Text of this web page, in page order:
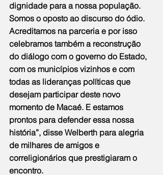
dignidade para a nossa população.
Somos o oposto ao discurso do ódio.
Acreditamos na parceria e por isso
celebramos também a reconstrução
do diálogo com o governo do Estado,
com os municípios vizinhos e com
todas as lideranças políticas que
desejam participar deste novo
momento de Macaé. E estamos
prontos para defender essa nossa
história”, disse Welberth para alegria
de milhares de amigos e
correligionários que prestigiaram o
encontro.